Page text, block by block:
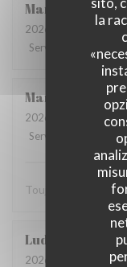
la
Martine
2026-08-01
- 12:15
Servizio
Marie-
2026-08-02
- 12:45
Servizio
Toujours très bien.
Ludovic
2026-08-02
- 12:45